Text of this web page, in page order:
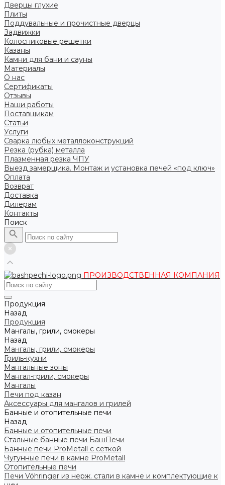
Дверцы глухие
Плиты
Поддувальные и прочистные дверцы
Задвижки
Колосниковые решетки
Казаны
Камни для бани и сауны
Материалы
О нас
Сертификаты
Отзывы
Наши работы
Поставщикам
Статьи
Услуги
Сварка любых металлоконструкций
Резка (рубка) металла
Плазменная резка ЧПУ
Выезд замерщика. Монтаж и установка печей «под ключ»
Оплата
Возврат
Доставка
Дилерам
Контакты
Поиск
ПРОИЗВОДСТВЕННАЯ КОМПАНИЯ
Продукция
Назад
Продукция
Мангалы, грили, смокеры
Назад
Мангалы, грили, смокеры
Гриль-кухни
Мангальные зоны
Мангал-грили, смокеры
Мангалы
Печи под казан
Аксессуары для мангалов и грилей
Банные и отопительные печи
Назад
Банные и отопительные печи
Стальные банные печи БашПечи
Банные печи ProMetall с сеткой
Чугунные печи в камне ProMetall
Отопительные печи
Печи Vöhringer из нерж. стали в камне и комплектующие к